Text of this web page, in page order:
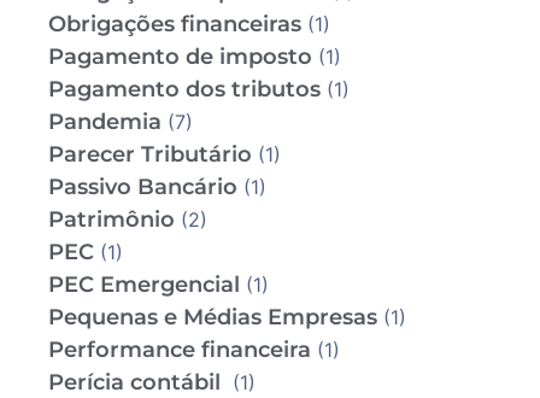
Obrigações financeiras (1)
Pagamento de imposto (1)
Pagamento dos tributos (1)
Pandemia (7)
Parecer Tributário (1)
Passivo Bancário (1)
Patrimônio (2)
PEC (1)
PEC Emergencial (1)
Pequenas e Médias Empresas (1)
Performance financeira (1)
Perícia contábil (1)